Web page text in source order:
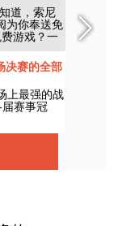
道，索尼
为你奉送免
游戏？一
赛的全部
上最强的战
赛事冠